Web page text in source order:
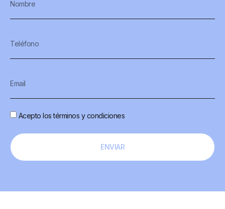
Acepto los términos y condiciones
ENVIAR